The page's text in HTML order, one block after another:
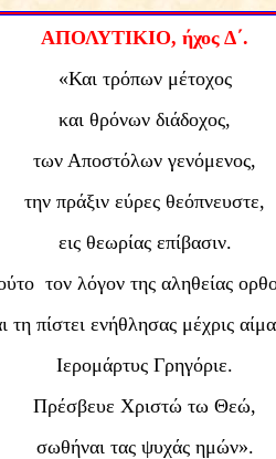
ΑΠΟΛΥΤΙΚΙΟ, ήχος Δ΄.
«Και τρόπων μέτοχος
και θρόνων διάδοχος,
των Αποστόλων γενόμενος,
την πράξιν εύρες θεόπνευστε,
εις θεωρίας επίβασιν.
τον λόγον της αληθείας
τη πίστει ενήθλησας μέχρις
Ιερομάρτυς Γρηγόριε.
Πρέσβευε Χριστώ τω Θεώ,
σωθήναι τας ψυχάς ημών».